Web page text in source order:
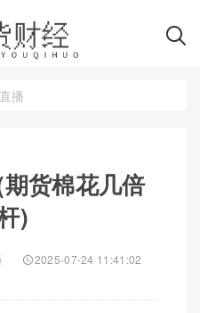
播
货棉花几倍
)
2025-07-24 11:41:02